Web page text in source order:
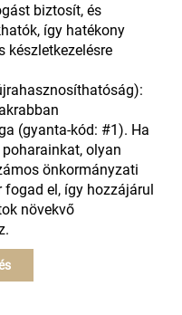
biztosít, és
így hatékony
készletkezelésre
(gyanta-kód: #1). Ha
olyan
önkormányzati
el, így hozzájárul
növekvő